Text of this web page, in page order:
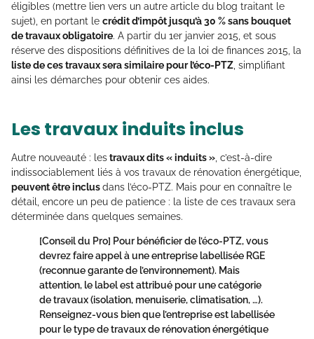
éligibles (mettre lien vers un autre article du blog traitant le
sujet), en portant le crédit d’impôt jusqu’à 30 % sans bouquet
de travaux obligatoire. A partir du 1er janvier 2015, et sous
réserve des dispositions définitives de la loi de finances 2015, la
liste de ces travaux sera similaire pour l’éco-PTZ, simplifiant
ainsi les démarches pour obtenir ces aides.
Les travaux induits inclus
Autre nouveauté : lestravaux dits « induits », c’est-à-dire
indissociablement liés à vos travaux de rénovation énergétique,
peuvent être inclusdans l’éco-PTZ. Mais pour en connaître le
détail, encore un peu de patience : la liste de ces travaux sera
déterminée dans quelques semaines.
[Conseil du Pro] Pour bénéficier de l’éco-PTZ, vous
devrez faire appel à une entreprise labellisée RGE
(reconnue garante de l’environnement). Mais
attention, le label est attribué pour une catégorie
de travaux (isolation, menuiserie, climatisation, …).
Renseignez-vous bien que l’entreprise est labellisée
pour le type de travaux de rénovation énergétique